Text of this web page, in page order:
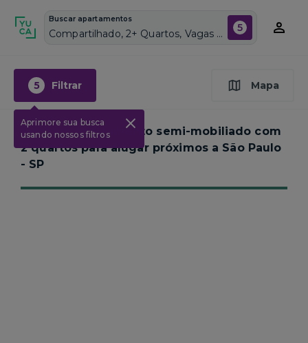
Buscar apartamentos
Compartilhado, 2+ Quartos, Vagas de garagem: Sim, Semi mobiliado, Piscina 5
5 Filtrar
Aprimore sua busca
usando nossos filtros
Mapa
Nenhum apartamento semi-mobiliado com
2 quartos para alugar próximos a São Paulo
- SP